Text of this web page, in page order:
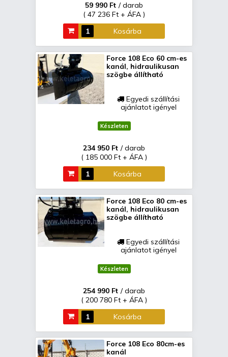
59 990 Ft / darab
( 47 236 Ft + ÁFA )
Kosárba
Force 108 Eco 60 cm-es
kanál, hidraulikusan
szögbe állítható
Egyedi szállítási
ajánlatot igényel
Készleten
234 950 Ft / darab
( 185 000 Ft + ÁFA )
Kosárba
Force 108 Eco 80 cm-es
kanál, hidraulikusan
szögbe állítható
Egyedi szállítási
ajánlatot igényel
Készleten
254 990 Ft / darab
( 200 780 Ft + ÁFA )
Kosárba
Force 108 Eco 80cm-es
kanál